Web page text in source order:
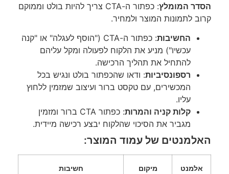
הסדר המומלץ
: כפתור ה-CTA צריך להיות בולט וממוקם
קרוב לתמונות המוצר ולמחיר.
החשיבות
: כפתור ה-CTA ("הוסף לעגלה" או "קנה
עכשיו") מניע את הלקוח לפעולה ומקל עליהם
להתחיל את תהליך הרכישה.
רספונסיביות: ודאו שהכפתור בולט ונגיש בכל
המכשירים, עם טקסט ברור ועיצוב שמזמין ללחוץ
עליו.
קלות קניה והמרות
: כפתור CTA ברור ומזמין
מגביר את הסיכוי שהלקוח יבצע רכישה מיידית.
האלמנטים של עמוד המוצר:
אלמנט
מיקום
חשיבות